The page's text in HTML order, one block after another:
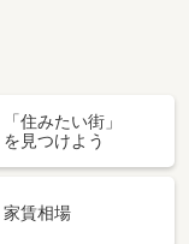
「住みたい街」
を見つけよう
家賃相場